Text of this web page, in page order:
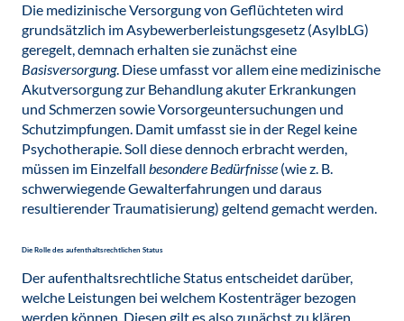
Die medizinische Versorgung von Geflüchteten wird
grundsätzlich im Asybewerberleistungs­gesetz (AsylbLG)
geregelt, demnach erhalten sie zunächst eine
Basisversorgung. Diese umfasst vor allem eine medizinische
Akutversorgung zur Behandlung akuter Erkrankungen
und Schmerzen sowie Vorsorgeuntersuchungen und
Schutzimpfungen. Damit umfasst sie in der Regel keine
Psychotherapie. Soll diese dennoch erbracht werden,
müssen im Einzelfall besondere Bedürfnisse (wie z. B.
schwerwiegende Gewalterfahrungen und daraus
resultierender Traumatisierung) geltend gemacht werden.
Die Rolle des aufenthaltsrechtlichen Status
Der aufenthaltsrechtliche Status entscheidet darüber,
welche Leistungen bei welchem Kostenträger bezogen
werden können. Diesen gilt es also zunächst zu klären.